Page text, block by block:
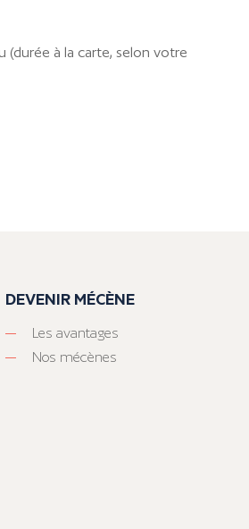
(durée à la carte, selon votre
DEVENIR MÉCÈNE
Les avantages
Nos mécènes